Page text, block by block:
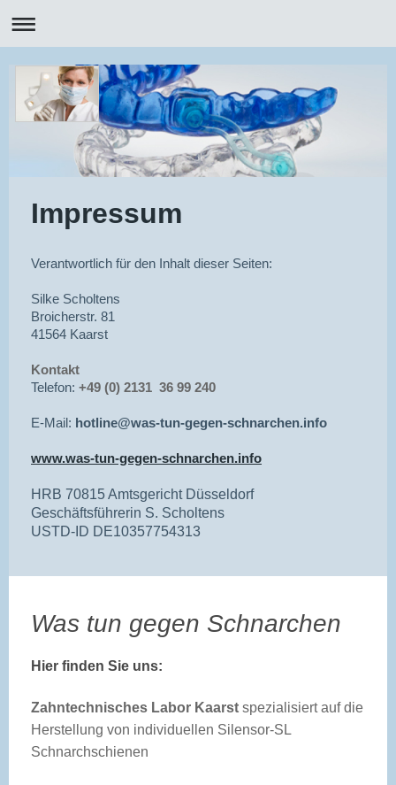
Impressum
Verantwortlich für den Inhalt dieser Seiten:
Silke Scholtens
Broicherstr. 81
41564 Kaarst
Kontakt
Telefon: +49 (0) 2131 36 99 240
E-Mail: hotline@was-tun-gegen-schnarchen.info
www.was-tun-gegen-schnarchen.info
HRB 70815 Amtsgericht Düsseldorf
Geschäftsführerin S. Scholtens
USTD-ID DE10357754313
Was tun gegen Schnarchen
Hier finden Sie uns:
Zahntechnisches Labor Kaarst spezialisiert auf die
Herstellung von individuellen Silensor-SL
Schnarchschienen